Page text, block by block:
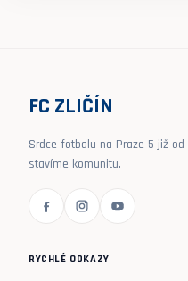
FC ZLIČÍN
Srdce fotbalu na Praze 5 již od
stavíme komunitu.
RYCHLÉ ODKAZY